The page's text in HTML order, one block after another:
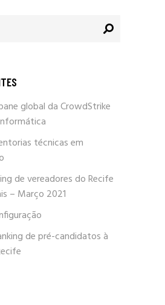
global da CrowdStrike
técnicas em
de vereadores do Recife
– Março 2021
de pré-candidatos à